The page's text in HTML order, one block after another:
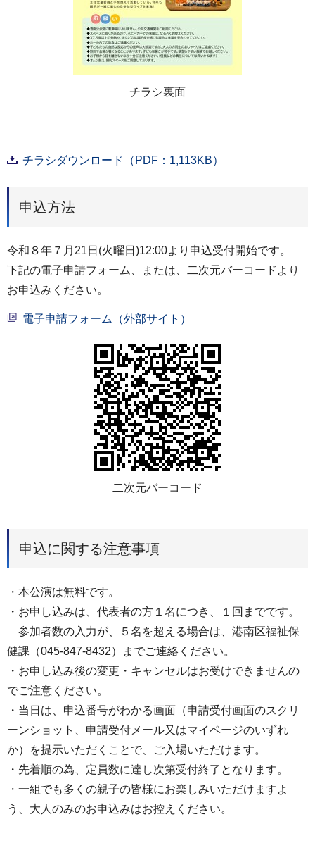
チラシ裏面
チラシダウンロード（PDF：1,113KB）
申込方法
令和８年７月21日(火曜日)12:00より申込受付開始です。
下記の電子申請フォーム、または、二次元バーコードより
お申込みください。
電子申請フォーム（外部サイト）
二次元バーコード
申込に関する注意事項
・本公演は無料です。
・お申し込みは、代表者の方１名につき、１回までです。
参加者数の入力が、５名を超える場合は、港南区福祉保
健課（045-847-8432）までご連絡ください。
・お申し込み後の変更・キャンセルはお受けできませんの
でご注意ください。
・当日は、申込番号がわかる画面（申請受付画面のスクリ
ーンショット、申請受付メール又はマイページのいずれ
か）を提示いただくことで、ご入場いただけます。
・先着順の為、定員数に達し次第受付終了となります。
・一組でも多くの親子の皆様にお楽しみいただけますよ
う、大人のみのお申込みはお控えください。